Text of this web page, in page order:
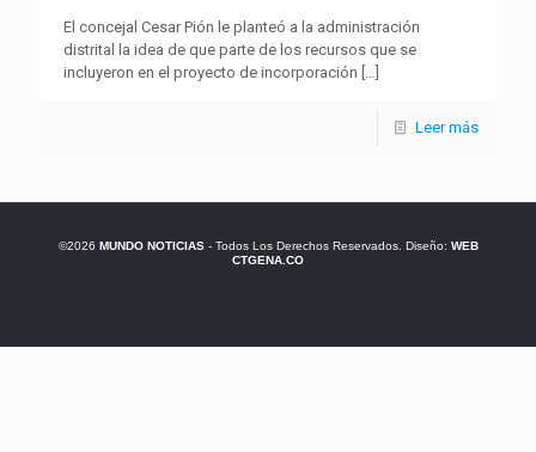
El concejal Cesar Pión le planteó a la administración
distrital la idea de que parte de los recursos que se
incluyeron en el proyecto de incorporación […]
Leer más
©2026 MUNDO NOTICIAS- Todos Los Derechos Reservados. Diseño: WEB
CTGENA.CO